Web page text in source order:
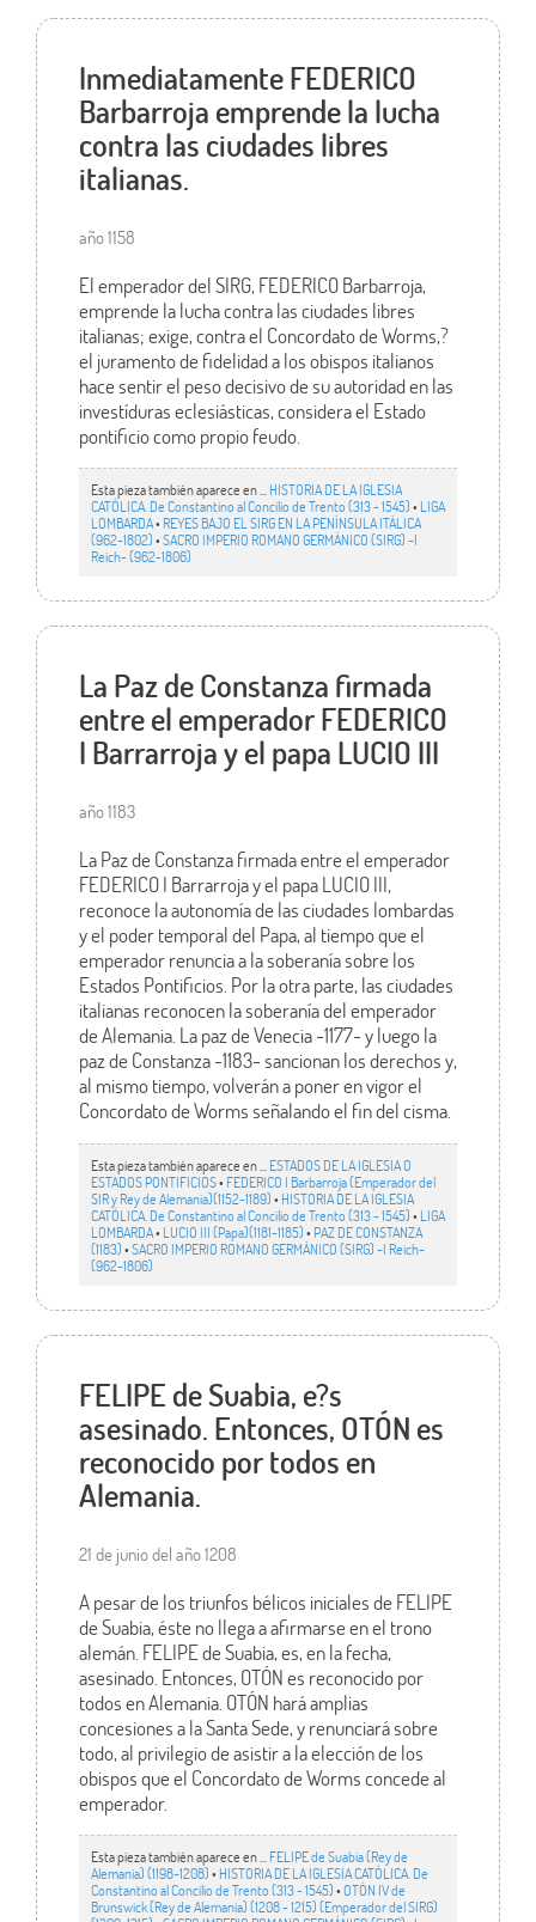
Inmediatamente FEDERICO
Barbarroja emprende la lucha
contra las ciudades libres
italianas.
año 1158
El emperador del SIRG, FEDERICO Barbarroja,
emprende la lucha contra las ciudades libres
italianas; exige, contra el Concordato de Worms,?
el juramento de fidelidad a los obispos italianos
hace sentir el peso decisivo de su autoridad en las
investíduras eclesiásticas, considera el Estado
pontificio como propio feudo.
Esta pieza también aparece en ... HISTORIA DE LA IGLESIA
CATÓLICA. De Constantino al Concilio de Trento (313 - 1545)• LIGA
LOMBARDA• REYES BAJO EL SIRG EN LA PENÍNSULA ITÁLICA
(962-1802)•SACRO IMPERIO ROMANO GERMÁNICO (SIRG) -I
Reich- (962-1806)
La Paz de Constanza firmada
entre el emperador FEDERICO
I Barrarroja y el papa LUCIO III
año 1183
La Paz de Constanza firmada entre el emperador
FEDERICO I Barrarroja y el papa LUCIO III,
reconoce la autonomía de las ciudades lombardas
y el poder temporal del Papa, al tiempo que el
emperador renuncia a la soberanía sobre los
Estados Pontificios. Por la otra parte, las ciudades
italianas reconocen la soberanía del emperador
de Alemania. La paz de Venecia -1177- y luego la
paz de Constanza -1183- sancionan los derechos y,
al mismo tiempo, volverán a poner en vigor el
Concordato de Worms señalando el fin del cisma.
Esta pieza también aparece en ... ESTADOS DE LA IGLESIA O
ESTADOS PONTIFICIOS• FEDERICO I Barbarroja (Emperador del
SIR y Rey de Alemania)(1152-1189)• HISTORIA DE LA IGLESIA
CATÓLICA. De Constantino al Concilio de Trento (313 - 1545)• LIGA
LOMBARDA• LUCIO III (Papa)(1181-1185)• PAZ DE CONSTANZA
(1183)•SACRO IMPERIO ROMANO GERMÁNICO (SIRG) -I Reich-
(962-1806)
FELIPE de Suabia, e?s
asesinado. Entonces, OTÓN es
reconocido por todos en
Alemania.
21 de junio del año 1208
A pesar de los triunfos bélicos iniciales de FELIPE
de Suabia, éste no llega a afirmarse en el trono
alemán. FELIPE de Suabia, es, en la fecha,
asesinado. Entonces, OTÓN es reconocido por
todos en Alemania. OTÓN hará amplias
concesiones a la Santa Sede, y renunciará sobre
todo, al privilegio de asistir a la elección de los
obispos que el Concordato de Worms concede al
emperador.
Esta pieza también aparece en ... FELIPE de Suabia (Rey de
Alemania) (1198-1208)• HISTORIA DE LA IGLESIA CATÓLICA. De
Constantino al Concilio de Trento (313 - 1545)•OTÓN IV de
Brunswick (Rey de Alemania) (1208 - 1215) (Emperador del SIRG)